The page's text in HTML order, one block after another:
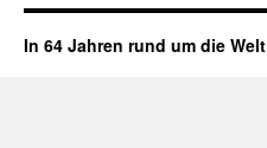
In 64 Jahren rund um die Welt